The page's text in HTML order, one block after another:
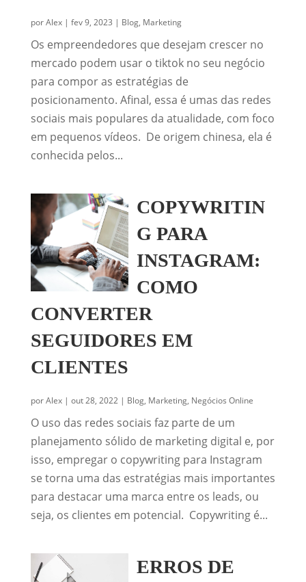
porAlex| fev 9, 2023 | Blog, Marketing
Os empreendedores que desejam crescer no
mercado podem usar o tiktok no seu negócio
para compor as estratégias de
posicionamento. Afinal, essa é umas das redes
sociais mais populares da atualidade, com foco
em pequenos vídeos. De origem chinesa, ela é
conhecida pelos...
COPYWRITIN
G PARA
INSTAGRAM:
COMO
CONVERTER
SEGUIDORES EM
CLIENTES
porAlex| out 28, 2022| Blog, Marketing, Negócios Online
O uso das redes sociais faz parte de um
planejamento sólido de marketing digital e, por
isso, empregar o copywriting para Instagram
se torna uma das estratégias mais importantes
para destacar uma marca entre os leads, ou
seja, os clientes em potencial. Copywriting é...
ERROS DE